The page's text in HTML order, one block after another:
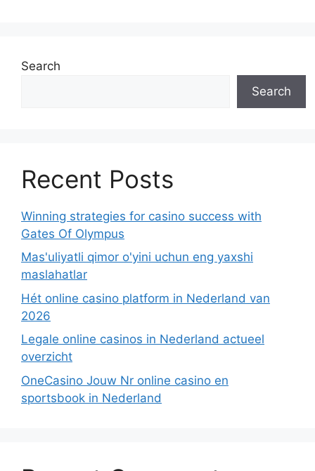
Search
Search
Recent Posts
Winning strategies for casino success with
Gates Of Olympus
Mas'uliyatli qimor o'yini uchun eng yaxshi
maslahatlar
Hét online casino platform in Nederland van
2026
Legale online casinos in Nederland actueel
overzicht
OneCasino Jouw Nr online casino en
sportsbook in Nederland